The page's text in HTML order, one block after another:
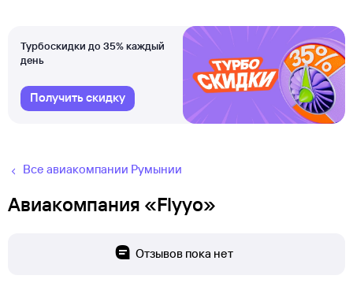
Турбоскидки до 35% каждый
день
Получить скидку
Все авиакомпании Румынии
Авиакомпания «Flyyo»
Отзывов пока нет